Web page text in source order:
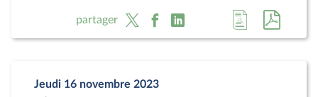
partager
Accéder
à
au
Jeudi 16 novembre 2023